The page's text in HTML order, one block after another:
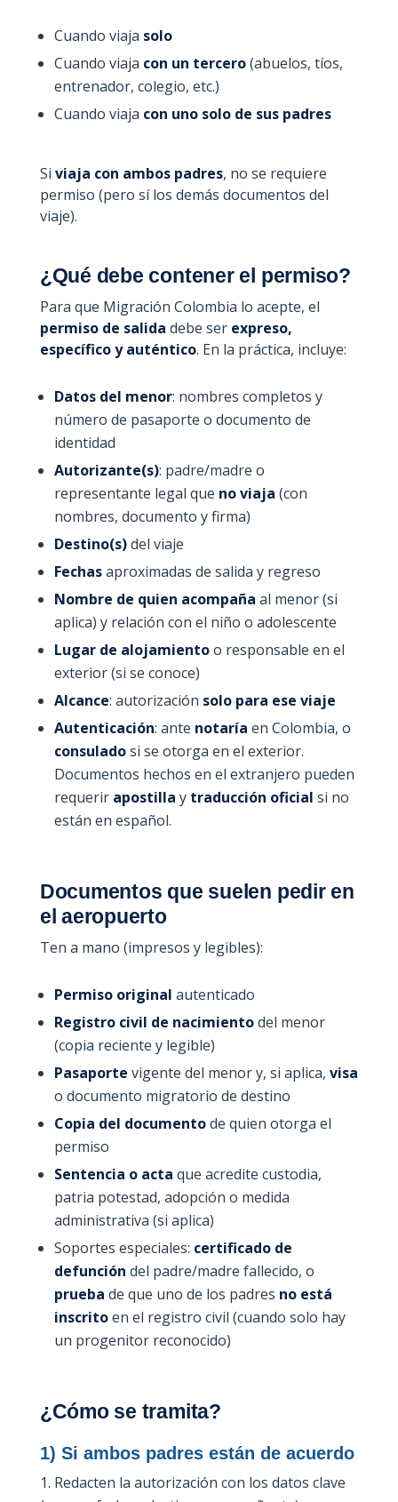
Cuando viaja solo
Cuando viaja con un tercero(abuelos, tíos,
entrenador, colegio, etc.)
Cuando viaja con uno solo de sus padres
Si viaja con ambos padres, no se requiere
permiso (pero sí los demás documentos del
viaje).
¿Qué debe contener el permiso?
Para que Migración Colombia lo acepte, el
permiso de salida debe ser expreso,
específico y auténtico. En la práctica, incluye:
Datos del menor: nombres completos y
número de pasaporte o documento de
identidad
Autorizante(s): padre/madre o
representante legal que no viaja (con
nombres, documento y firma)
Destino(s)del viaje
Fechasaproximadas de salida y regreso
Nombre de quien acompaña al menor (si
aplica) y relación con el niño o adolescente
Lugar de alojamientoo responsable en el
exterior (si se conoce)
Alcance: autorización solo para ese viaje
Autenticación: ante notaría en Colombia, o
consuladosi se otorga en el exterior.
Documentos hechos en el extranjero pueden
requerir apostilla y traducción oficial si no
están en español.
Documentos que suelen pedir en
el aeropuerto
Ten a mano (impresos y legibles):
Permiso original autenticado
Registro civil de nacimientodel menor
(copia reciente y legible)
Pasaporte vigente del menor y, si aplica, visa
o documento migratorio de destino
Copia del documentode quien otorga el
permiso
Sentencia o acta que acredite custodia,
patria potestad, adopción o medida
administrativa (si aplica)
Soportes especiales: certificado de
defunción del padre/madre fallecido, o
prueba de que uno de los padres no está
inscritoen el registro civil (cuando solo hay
un progenitor reconocido)
¿Cómo se tramita?
1) Si ambos padres están de acuerdo
Redacten la autorización con los datos clave